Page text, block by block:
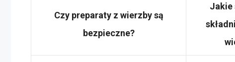
Czy preparaty z wierzby są
bezpieczne?
Jakie